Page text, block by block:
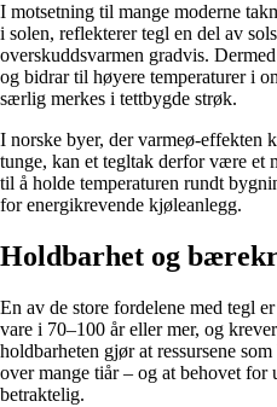
I motsetning til mange moderne
i solen, reflekterer tegl en del av
overskuddsvarmen gradvis.
og bidrar til høyere temperaturer i
særlig merkes i tettbygde strøk.
I norske byer, der varmeø-effekten
tunge, kan et tegltak derfor være et
til å holde temperaturen rundt
for energikrevende kjøleanlegg.
Holdbarhet og
En av de store fordelene med tegl
vare i 70–100 år eller mer, og
holdbarheten gjør at ressursene
over mange tiår – og at behovet for
betraktelig.